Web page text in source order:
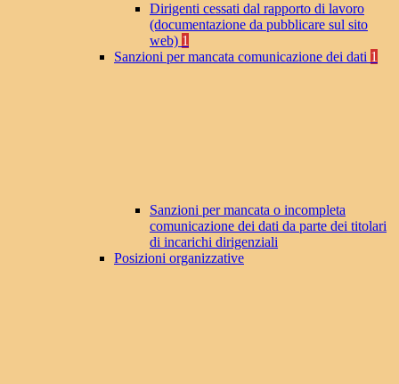
Dirigenti cessati dal rapporto di lavoro
(documentazione da pubblicare sul sito
web) 1
Sanzioni per mancata comunicazione dei dati 1
Sanzioni per mancata o incompleta
comunicazione dei dati da parte dei titolari
di incarichi dirigenziali
Posizioni organizzative